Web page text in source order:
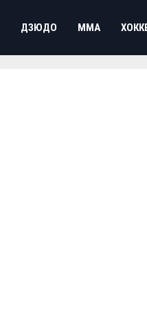
ДЗЮДО ММА